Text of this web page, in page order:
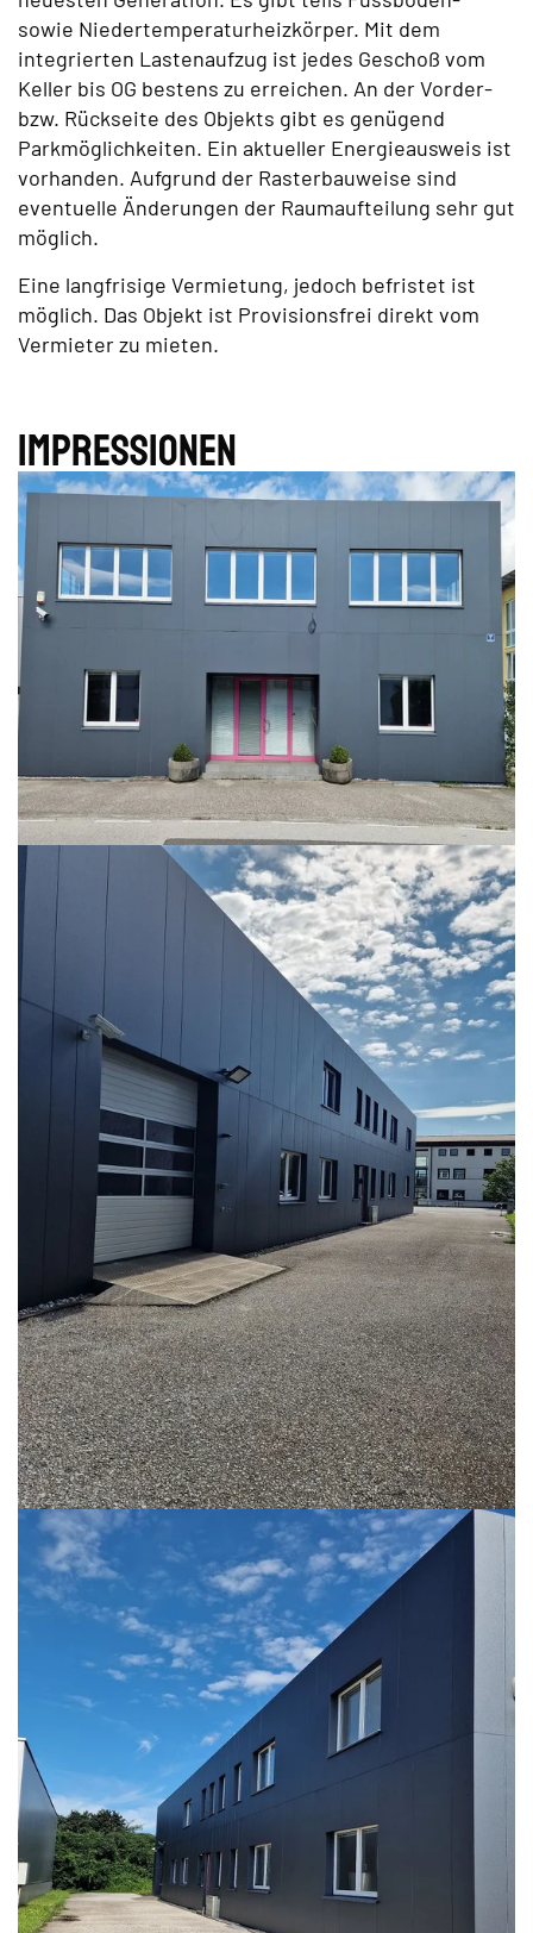
sowie Niedertemperaturheizkörper. Mit dem
integrierten Lastenaufzug ist jedes Geschoß vom
Keller bis OG bestens zu erreichen. An der Vorder-
bzw. Rückseite des Objekts gibt es genügend
Parkmöglichkeiten. Ein aktueller Energieausweis ist
vorhanden. Aufgrund der Rasterbauweise sind
eventuelle Änderungen der Raumaufteilung sehr gut
möglich.
Eine langfrisige Vermietung, jedoch befristet ist
möglich. Das Objekt ist Provisionsfrei direkt vom
Vermieter zu mieten.
Impres­sionen